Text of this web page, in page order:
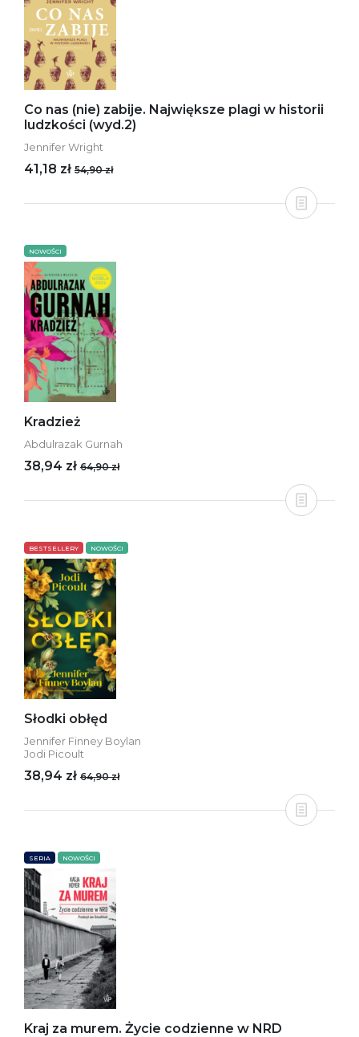
Co nas (nie) zabije. Największe plagi w historii
ludzkości (wyd.2)
Jennifer Wright
41,18 zł 54,90 zł
NOWOŚCI
Kradzież
Abdulrazak Gurnah
38,94 zł 64,90 zł
BESTSELLERY NOWOŚCI
Słodki obłęd
Jennifer Finney Boylan
Jodi Picoult
38,94 zł 64,90 zł
SERIA NOWOŚCI
Kraj za murem. Życie codzienne w NRD